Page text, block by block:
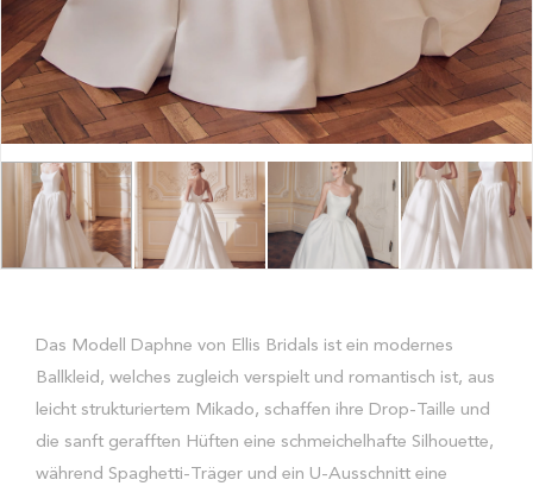
Das Modell Daphne von Ellis Bridals ist ein modernes
Ballkleid, welches zugleich verspielt und romantisch ist, aus
leicht strukturiertem Mikado, schaffen ihre Drop-Taille und
die sanft gerafften Hüften eine schmeichelhafte Silhouette,
während Spaghetti-Träger und ein U-Ausschnitt eine